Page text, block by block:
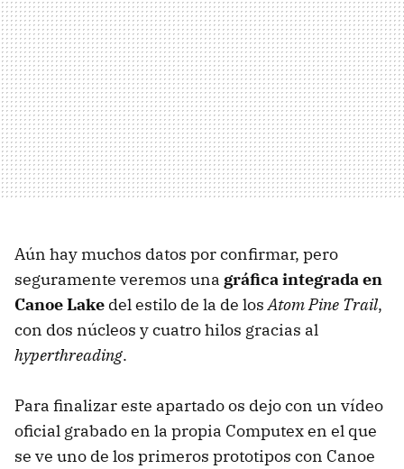
Aún hay muchos datos por confirmar, pero
seguramente veremos una gráfica integrada en
Canoe Lake del estilo de la de losAtom Pine Trail,
con dos núcleos y cuatro hilos gracias al
hyperthreading.
Para finalizar este apartado os dejo con un vídeo
oficial grabado en la propia Computex en el que
se ve uno de los primeros prototipos con Canoe